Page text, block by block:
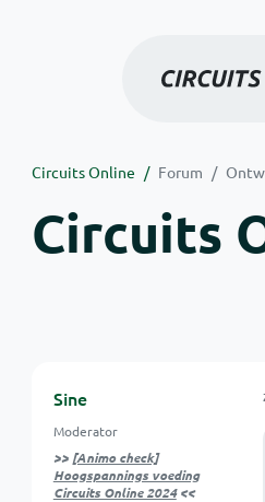
Circuits Online Forum
Circuits
Sine
Moderator
>> [Animo check]
Hoogspannings voeding
Circuits Online 2024<<